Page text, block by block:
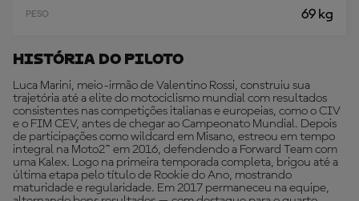
PESO 69 kg
História Do Piloto
Luca Marini, meio-irmão de Valentino Rossi, construiu sua
trajetória até a elite do motociclismo mundial com resultados
consistentes nas competições italianas e europeias, como o CIV
e o FIM CEV, antes de chegar ao Campeonato Mundial. Depois
de participações como wildcard em Misano, estreou em tempo
integral na Moto2™ em 2016, defendendo a Forward Team com
uma Kalex. Logo na primeira temporada completa, brigou até a
última etapa pelo título de Rookie do Ano, mostrando
maturidade e regularidade. Em 2017 permaneceu na equipe,